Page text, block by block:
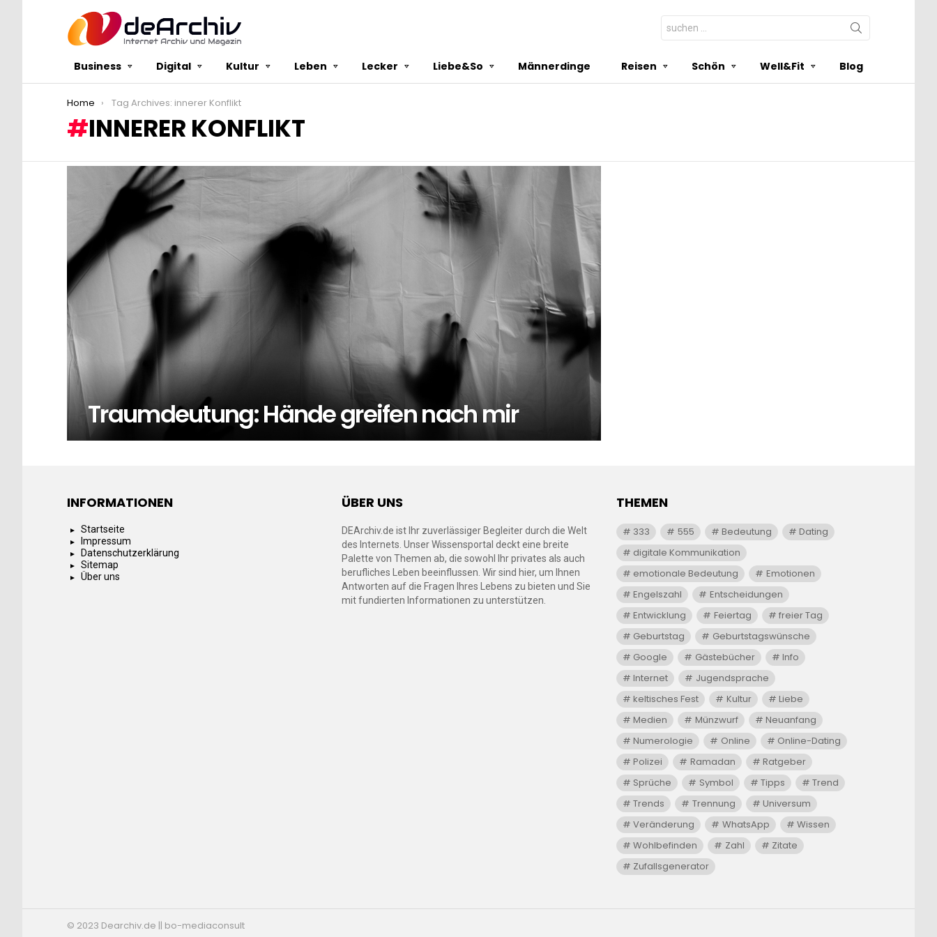
Search
for:
Business Digital Kultur Leben Lecker Liebe&So Männerdinge Reisen Schön Well&Fit Blog
You are here:
Home Tag Archives: innerer Konflikt
INNERER KONFLIKT
LATEST
STORIES
Traumdeutung: Hände greifen nach mir
INFORMATIONEN
Startseite
Impressum
Datenschutzerklärung
Sitemap
Über uns
ÜBER UNS
DEArchiv.de ist Ihr zuverlässiger Begleiter durch die Welt
des Internets. Unser Wissensportal deckt eine breite
Palette von Themen ab, die sowohl Ihr privates als auch
berufliches Leben beeinflussen. Wir sind hier, um Ihnen
Antworten auf die Fragen Ihres Lebens zu bieten und Sie
mit fundierten Informationen zu unterstützen.
THEMEN
333 555 Bedeutung
Dating
digitale Kommunikation
emotionale Bedeutung
Emotionen
Engelszahl
Entscheidungen
Entwicklung
Feiertag
freier Tag
Geburtstag
Geburtstagswünsche
Google
Gästebücher
Info
Internet
Jugendsprache
keltisches Fest
Kultur
Liebe
Medien
Münzwurf
Neuanfang
Numerologie
Online
Online-Dating
Polizei
Ramadan
Ratgeber
Sprüche
Symbol Tipps
Trend
Trends
Trennung
Universum
Veränderung
WhatsApp
Wissen
Wohlbefinden
Zahl
Zitate
Zufallsgenerator
© 2023 Dearchiv.de || bo-mediaconsult